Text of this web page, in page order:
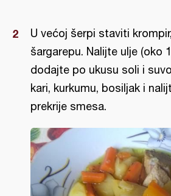
U većoj šerpi staviti
šargarepu. Nalijte ulje (oko
dodajte po ukusu soli i
kari, kurkumu, bosiljak i
prekrije smesa.